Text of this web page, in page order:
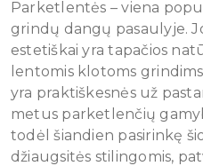
Parketlentės – viena
grindų dangų pasaulyje.
estetiškai yra tapačios
lentomis klotoms
yra praktiškesnės už
metus parketlenčių
todėl šiandien pasirinkę
džiaugsitės stilingomis,